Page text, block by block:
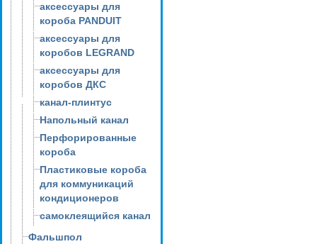
аксессуары для
короба PANDUIT
аксессуары для
коробов LEGRAND
аксессуары для
коробов ДКС
канал-плинтус
Напольный канал
Перфорированные
короба
Пластиковые короба
для коммуникаций
кондиционеров
самоклеящийся канал
Фальшпол